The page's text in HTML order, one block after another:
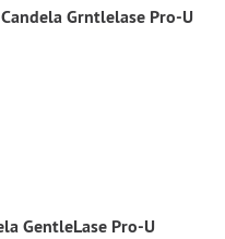
Grntlelase Pro-U
GentleLase Pro-U